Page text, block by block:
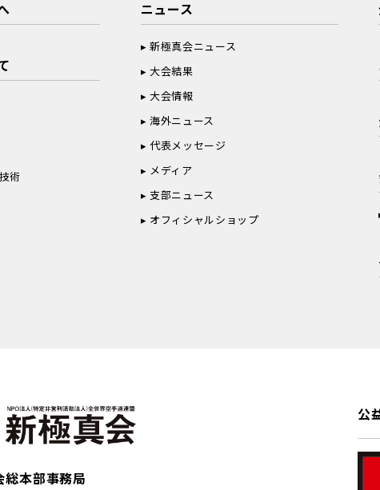
術
ニュース
新極真会ニュース
大会結果
大会情報
海外ニュース
代表メッセージ
メディア
支部ニュース
オフィシャルショップ
総本部事務局
公